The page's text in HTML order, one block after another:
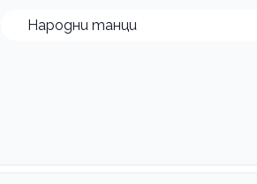
Народни танци